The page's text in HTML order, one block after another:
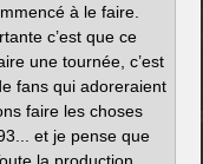
à le faire.
c’est que ce
une tournée, c’est
fans qui adoreraient
faire les choses
et je pense que